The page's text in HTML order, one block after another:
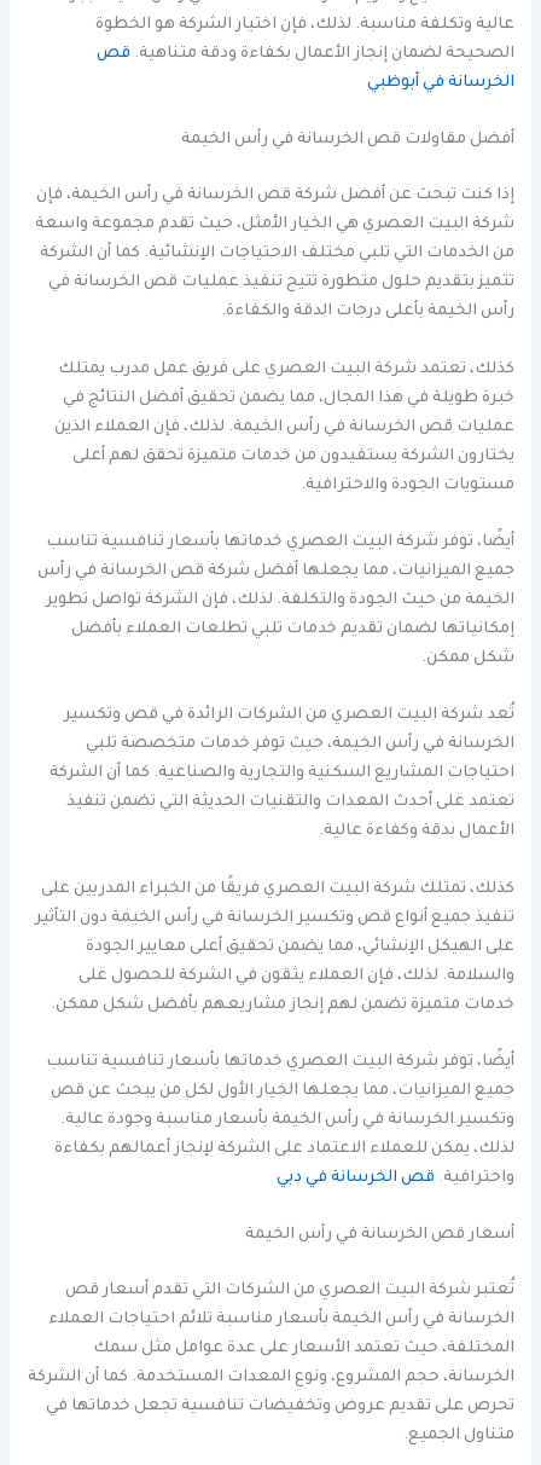
عالية وتكلفة مناسبة. لذلك، فإن اختيار الشركة هو الخطوة
الصحيحة لضمان إنجاز الأعمال بكفاءة ودقة متناهية. قص
الخرسانة في أبوظبي
أفضل مقاولات قص الخرسانة في رأس الخيمة
إذا كنت تبحث عن أفضل شركة قص الخرسانة في رأس الخيمة، فإن
شركة البيت العصري هي الخيار الأمثل، حيث تقدم مجموعة واسعة
من الخدمات التي تلبي مختلف الاحتياجات الإنشائية. كما أن الشركة
تتميز بتقديم حلول متطورة تتيح تنفيذ عمليات قص الخرسانة في
رأس الخيمة بأعلى درجات الدقة والكفاءة.
كذلك، تعتمد شركة البيت العصري على فريق عمل مدرب يمتلك
خبرة طويلة في هذا المجال، مما يضمن تحقيق أفضل النتائج في
عمليات قص الخرسانة في رأس الخيمة. لذلك، فإن العملاء الذين
يختارون الشركة يستفيدون من خدمات متميزة تحقق لهم أعلى
مستويات الجودة والاحترافية.
أيضًا، توفر شركة البيت العصري خدماتها بأسعار تنافسية تناسب
جميع الميزانيات، مما يجعلها أفضل شركة قص الخرسانة في رأس
الخيمة من حيث الجودة والتكلفة. لذلك، فإن الشركة تواصل تطوير
إمكانياتها لضمان تقديم خدمات تلبي تطلعات العملاء بأفضل
شكل ممكن.
تُعد شركة البيت العصري من الشركات الرائدة في قص وتكسير
الخرسانة في رأس الخيمة، حيث توفر خدمات متخصصة تلبي
احتياجات المشاريع السكنية والتجارية والصناعية. كما أن الشركة
تعتمد على أحدث المعدات والتقنيات الحديثة التي تضمن تنفيذ
الأعمال بدقة وكفاءة عالية.
كذلك، تمتلك شركة البيت العصري فريقًا من الخبراء المدربين على
تنفيذ جميع أنواع قص وتكسير الخرسانة في رأس الخيمة دون التأثير
على الهيكل الإنشائي، مما يضمن تحقيق أعلى معايير الجودة
والسلامة. لذلك، فإن العملاء يثقون في الشركة للحصول على
خدمات متميزة تضمن لهم إنجاز مشاريعهم بأفضل شكل ممكن.
أيضًا، توفر شركة البيت العصري خدماتها بأسعار تنافسية تناسب
جميع الميزانيات، مما يجعلها الخيار الأول لكل من يبحث عن قص
وتكسير الخرسانة في رأس الخيمة بأسعار مناسبة وجودة عالية.
لذلك، يمكن للعملاء الاعتماد على الشركة لإنجاز أعمالهم بكفاءة
واحترافية. قص الخرسانة في دبي
أسعار قص الخرسانة في رأس الخيمة
تُعتبر شركة البيت العصري من الشركات التي تقدم أسعار قص
الخرسانة في رأس الخيمة بأسعار مناسبة تلائم احتياجات العملاء
المختلفة، حيث تعتمد الأسعار على عدة عوامل مثل سمك
الخرسانة، حجم المشروع، ونوع المعدات المستخدمة. كما أن الشركة
تحرص على تقديم عروض وتخفيضات تنافسية تجعل خدماتها في
متناول الجميع.